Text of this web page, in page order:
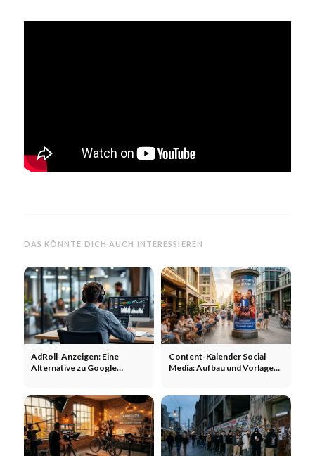
DAS KÖNNTE DICH AUCH INTERESSIEREN
AdRoll-Anzeigen: Eine
Alternative zu Google
Reichweite
Content-Kalender Social
Media: Aufbau und Vorlage